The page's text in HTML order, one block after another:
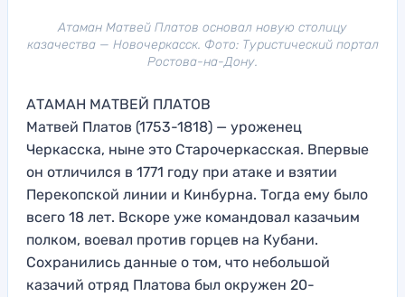
Атаман Матвей Платов основал новую столицу
казачества — Новочеркасск. Фото: Туристический портал
Ростова-на-Дону.
АТАМАН МАТВЕЙ ПЛАТОВ
Матвей Платов (1753-1818) — уроженец
Черкасска, ныне это Старочеркасская. Впервые
он отличился в 1771 году при атаке и взятии
Перекопской линии и Кинбурна. Тогда ему было
всего 18 лет. Вскоре уже командовал казачьим
полком, воевал против горцев на Кубани.
Сохранились данные о том, что небольшой
казачий отряд Платова был окружен 20-